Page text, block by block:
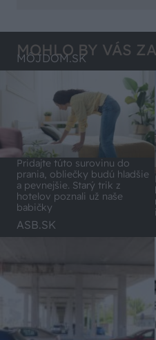
MOHLO BY VÁS
MÔJDOM.SK
Pridajte túto surovinu do
prania, obliečky budú hladšie
a pevnejšie. Starý trik z
hotelov poznali už naše
babičky
ASB.SK